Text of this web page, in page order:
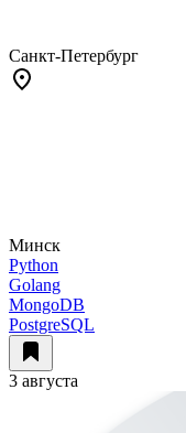
Санкт-Петербург
Минск
Python
Golang
MongoDB
PostgreSQL
3 августа